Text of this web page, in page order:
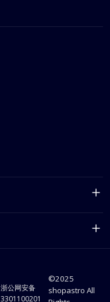
浙公网安备
3301100201
©2025
shopastro All